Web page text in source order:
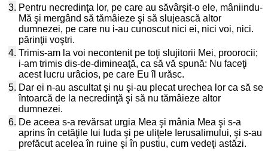
3. Pentru necredinţa lor, pe care au săvârşit-o ele, mâniindu-
Mă şi mergând să tămâieze şi să slujească altor
dumnezei, pe care nu i-au cunoscut nici ei, nici voi, nici.
părinţii voştri.
4. Trimis-am la voi necontenit pe toţi slujitorii Mei, proorocii;
i-am trimis dis-de-dimineaţă, ca să vă spună: Nu faceţi
acest lucru urâcios, pe care Eu îl urăsc.
5. Dar ei n-au ascultat şi nu şi-au plecat urechea lor ca să se
întoarcă de la necredinţă şi să nu tămâieze altor
dumnezei.
6. De aceea s-a revărsat urgia Mea şi mânia Mea şi s-a
aprins în cetăţile lui Iuda şi pe uliţele Ierusalimului, şi s-au
prefăcut acelea în ruine şi în pustiu, cum vedeţi astăzi.